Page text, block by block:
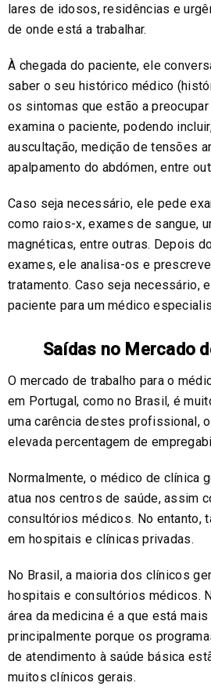
lares de idosos, residências e
de onde está a trabalhar.
À chegada do paciente, ele
saber o seu histórico médico
os sintomas que estão a
examina o paciente, podendo
auscultação, medição de tensões
apalpamento do abdómen, entre
Caso seja necessário, ele pede
como raios-x, exames de sangue,
magnéticas, entre outras. Depois
exames, ele analisa-os e
tratamento. Caso seja necessário,
paciente para um médico
Saídas no Mercado
O mercado de trabalho para o
em Portugal, como no Brasil, é
uma carência destes profissional,
elevada percentagem de
Normalmente, o médico de clínica
atua nos centros de saúde, assim
consultórios médicos. No entanto,
em hospitais e clínicas privadas.
No Brasil, a maioria dos clínicos
hospitais e consultórios médicos.
área da medicina é a que está
principalmente porque os
de atendimento à saúde básica
muitos clínicos gerais.